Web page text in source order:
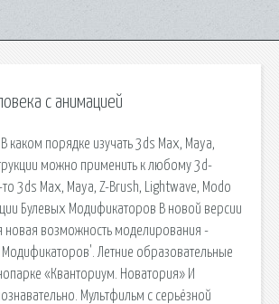
с анимацией
В каком порядке изучать 3ds Max, Maya,
можно применить к любому 3d-
3ds Max, Maya, Z-Brush, Lightwave, Modo
Булевых Модификаторов В новой версии
новая возможность моделирования -
Летние образовательные
«Кванториум. Новатория» И
Мультфильм с серьёзной